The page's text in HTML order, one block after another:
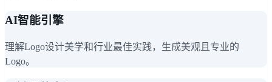
AI智能引擎
理解Logo设计美学和行业最佳实践，生成美观且专业的
Logo。